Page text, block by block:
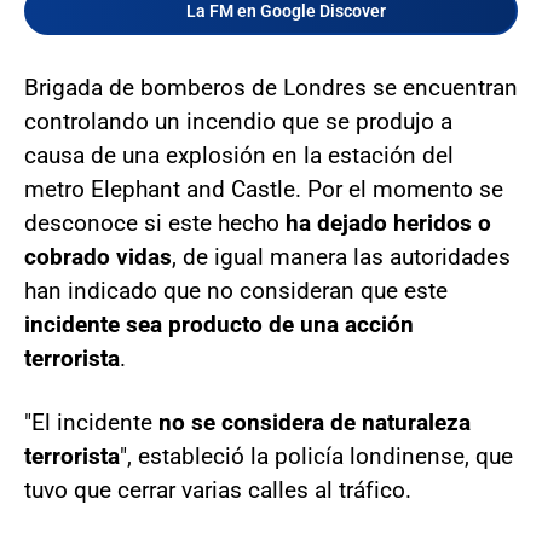
La FM en Google Discover
Brigada de bomberos de Londres se encuentran
controlando un incendio que se produjo a
causa de una explosión en la estación del
metro Elephant and Castle. Por el momento se
desconoce si este hecho ha dejado heridos o
cobrado vidas, de igual manera las autoridades
han indicado que no consideran que este
incidente sea producto de una acción
terrorista.
"El incidente no se considera de naturaleza
terrorista", estableció la policía londinense, que
tuvo que cerrar varias calles al tráfico.